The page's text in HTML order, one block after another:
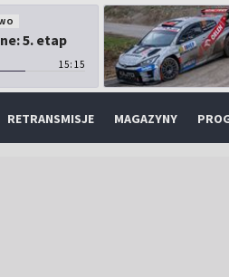
5. etap
15:15
RETRANSMISJE MAGAZYNY